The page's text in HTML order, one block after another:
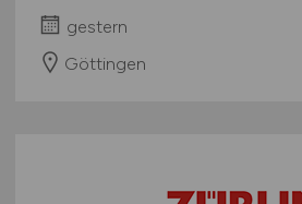
gestern
Göttingen